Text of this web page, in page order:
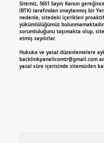
Sitemiz, 5651 Sayılı Kanun
(BTK) tarafından onaylanmış bir
nedenle, sitedeki içerikleri
yükümlülüğümüz
sorumluluğunu taşımakta olup,
etmiş sayılırlar.
Hukuka ve yasal düzenlemelere
backlinkpanelicomtr@gmail.com
yasal süre içerisinde sitemizden